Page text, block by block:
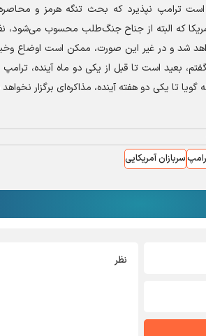
است ترامپ نپذیرد که بحث تنگه هرمز و
که البته از جناح جنگ‌طلب محسوب
شد و در غیر این صورت، ممکن است اوضاع
بعید است تا قبل از یکی دو ماه آینده،
تا یکی دو هفته آینده، مذاکره‌ای برگزار
سربازان آمریکایی